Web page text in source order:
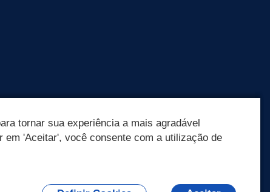
tornar sua experiência a mais agradável
'Aceitar', você consente com a utilização de
posso te ajudar?